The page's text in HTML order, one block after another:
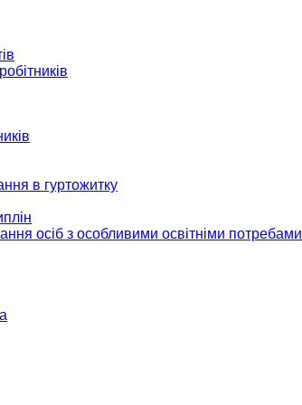
в гуртожитку
осіб з особливими освітніми потребами